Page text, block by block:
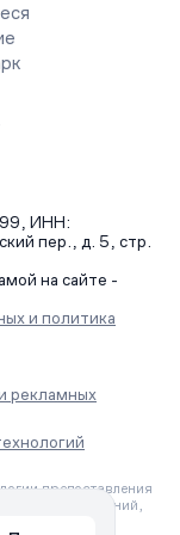
ИНН:
пер., д. 5, стр.
на сайте -
и политика
рекламных
предоставления
анализа сведений,
«Интернет»,